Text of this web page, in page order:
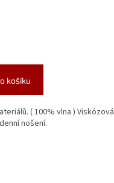
košíku
( 100% vlna ) Viskózová
nošení.